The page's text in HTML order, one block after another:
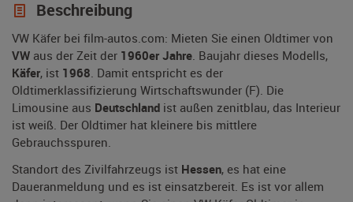
Beschreibung
VW Käfer bei film-autos.com: Mieten Sie einen Oldtimer von
VW aus der Zeit der 1960er Jahre . Baujahr dieses Modells,
Käfer, ist 1968 . Damit entspricht es der
Oldtimerklassifizierung Wirtschaftswunder (F). Die
Limousine aus Deutschland ist außen zenitblau, das Interieur
ist weiß. Der Oldtimer hat kleinere bis mittlere
Gebrauchsspuren.
Standort des Zivilfahrzeugs ist Hessen, es hat eine
Daueranmeldung und es ist einsatzbereit. Es ist vor allem